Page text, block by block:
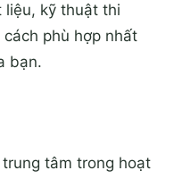
liệu, kỹ thuật thi
phù hợp nhất
bạn.
tâm trong hoạt